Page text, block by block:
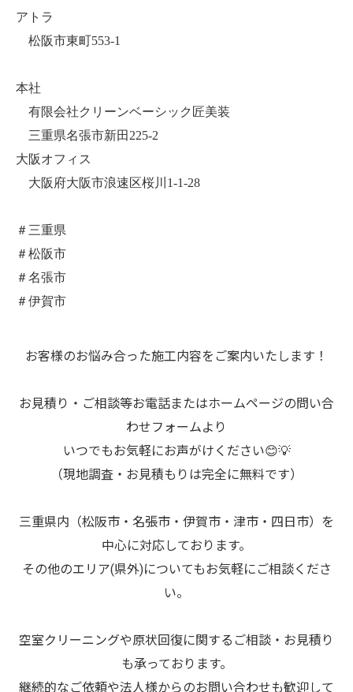
アトラ
松阪市東町553-1
本社
有限会社クリーンベーシック匠美装
三重県名張市新田225-2
大阪オフィス
大阪府大阪市浪速区桜川1-1-28
＃三重県
＃松阪市
＃名張市
＃伊賀市
お客様のお悩み合った施工内容をご案内いたします！
お見積り・ご相談等お電話またはホームページの問い合
わせフォームより
いつでもお気軽にお声がけください😊💡
（現地調査・お見積もりは完全に無料です）
三重県内（松阪市・名張市・伊賀市・津市・四日市）を
中心に対応しております。
その他のエリア(県外)についてもお気軽にご相談くださ
い。
空室クリーニングや原状回復に関するご相談・お見積り
も承っております。
継続的なご依頼や法人様からのお問い合わせも歓迎して